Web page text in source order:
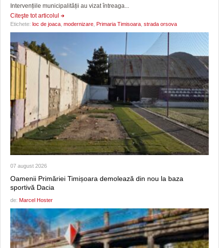
Intervențiile municipalității au vizat întreaga...
Citeşte tot articolul
Etichete: loc de joaca modernizare Primaria Timisoara strada orsova
07 august 2026
Oamenii Primăriei Timișoara demolează din nou la baza
sportivă Dacia
de: Marcel Hoster